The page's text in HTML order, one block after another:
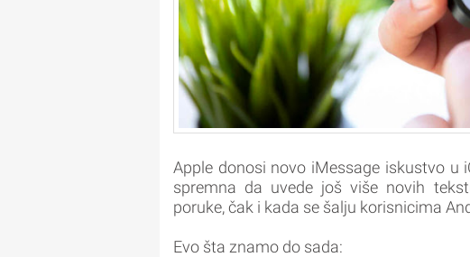
Apple donosi novo iMessage iskustvo u
spremna da uvede još više novih
poruke, čak i kada se šalju korisnicima
Evo šta znamo do sada: